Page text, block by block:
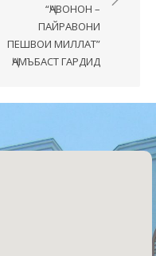
“ҶАВОНОН –
ПАЙРАВОНИ
ПЕШВОИ МИЛЛАТ”
ҶАМЪБАСТ ГАРДИД